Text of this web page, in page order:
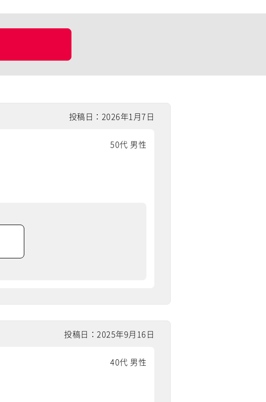
投稿日：2026年1月7日
50代 男性
投稿日：2025年9月16日
40代 男性